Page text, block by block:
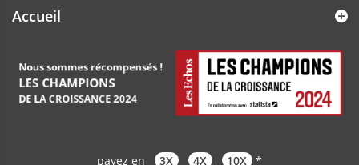
Accueil
payez en 3X 4X 10X *